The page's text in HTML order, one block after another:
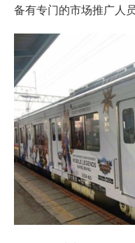
备有专门的市场推广人